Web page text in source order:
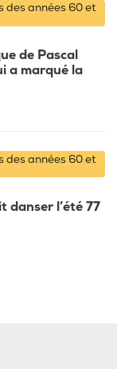
des années 60 et
de Pascal
a marqué la
des années 60 et
danser l’été 77